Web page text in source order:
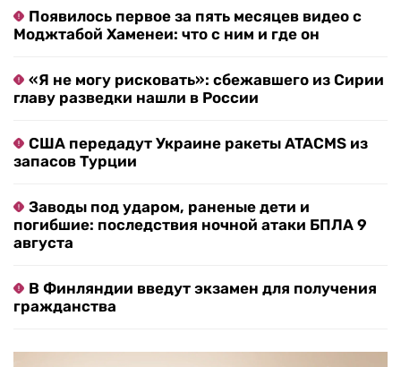
Появилось первое за пять месяцев видео с
Моджтабой Хаменеи: что с ним и где он
«Я не могу рисковать»: сбежавшего из Сирии
главу разведки нашли в России
США передадут Украине ракеты ATACMS из
запасов Турции
Заводы под ударом, раненые дети и
погибшие: последствия ночной атаки БПЛА 9
августа
В Финляндии введут экзамен для получения
гражданства